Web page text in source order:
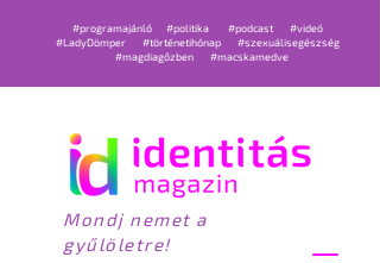
#programajánló #politika #podcast
#videó
#LadyDömper
#történetihónap
#szexuálisegészség
#magdiagőzben
#macskamedve
Mondj nemet a
gyűlöletre!